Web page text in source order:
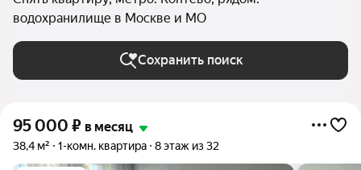
водохранилище в Москве и МО
Сохранить поиск
95 000 ₽ в месяц
38,4 м² 1-комн. квартира 8 этаж из 32